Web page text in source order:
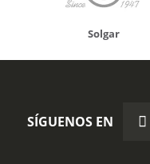
Solgar
SÍGUENOS EN